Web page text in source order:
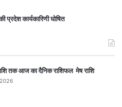
प्रदेश कार्यकारिणी घोषित
तक आज का दैनिक राशिफल मेष राशि